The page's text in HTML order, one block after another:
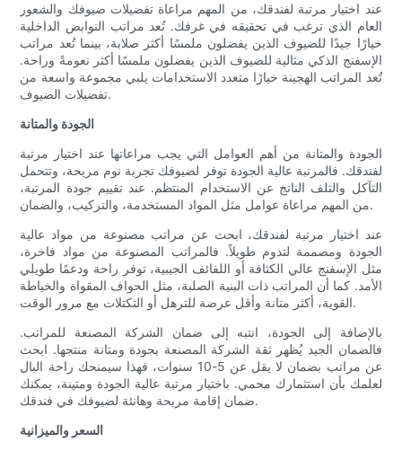
عند اختيار مرتبة لفندقك، من المهم مراعاة تفضيلات ضيوفك والشعور
العام الذي ترغب في تحقيقه في غرفك. تُعد مراتب النوابض الداخلية
خيارًا جيدًا للضيوف الذين يفضلون ملمسًا أكثر صلابة، بينما تُعد مراتب
الإسفنج الذكي مثالية للضيوف الذين يفضلون ملمسًا أكثر نعومةً وراحة.
تُعد المراتب الهجينة خيارًا متعدد الاستخدامات يلبي مجموعة واسعة من
تفضيلات الضيوف.
الجودة والمتانة
الجودة والمتانة من أهم العوامل التي يجب مراعاتها عند اختيار مرتبة
لفندقك. فالمرتبة عالية الجودة توفر لضيوفك تجربة نوم مريحة، وتتحمل
التآكل والتلف الناتج عن الاستخدام المنتظم. عند تقييم جودة المرتبة،
من المهم مراعاة عوامل مثل المواد المستخدمة، والتركيب، والضمان.
عند اختيار مرتبة لفندقك، ابحث عن مراتب مصنوعة من مواد عالية
الجودة ومصممة لتدوم طويلاً. فالمراتب المصنوعة من مواد فاخرة،
مثل الإسفنج عالي الكثافة أو اللفائف الجيبية، توفر راحة ودعمًا طويلي
الأمد. كما أن المراتب ذات البنية الصلبة، مثل الحواف المقواة والخياطة
القوية، أكثر متانة وأقل عرضة للترهل أو التكتلات مع مرور الوقت.
بالإضافة إلى الجودة، انتبه إلى ضمان الشركة المصنعة للمراتب.
فالضمان الجيد يُظهر ثقة الشركة المصنعة بجودة ومتانة منتجها. ابحث
عن مراتب بضمان لا يقل عن 5-10 سنوات، فهذا سيمنحك راحة البال
لعلمك بأن استثمارك محمي. باختيار مرتبة عالية الجودة ومتينة، يمكنك
ضمان إقامة مريحة وهانئة لضيوفك في فندقك.
السعر والميزانية